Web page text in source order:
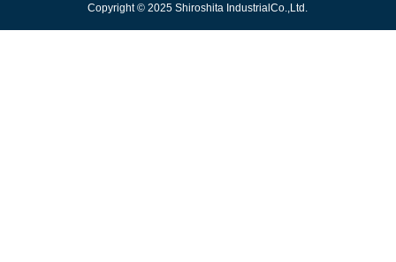
Copyright © 2025 Shiroshita IndustrialCo.,Ltd.